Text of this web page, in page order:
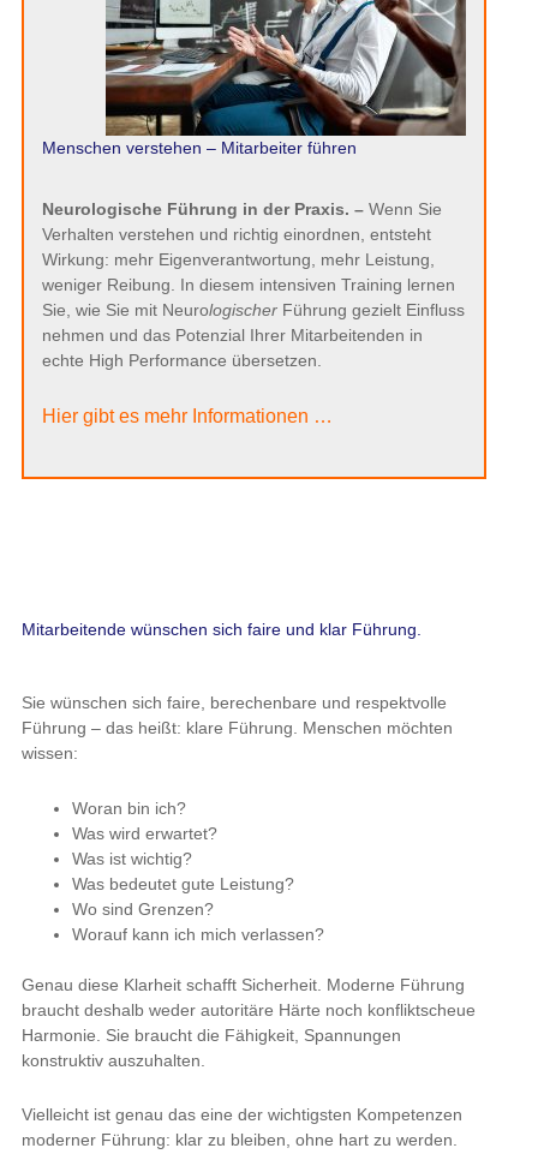
Menschen verstehen – Mitarbeiter führen
Neurologische Führung in der Praxis. – Wenn Sie
Verhalten verstehen und richtig einordnen, entsteht
Wirkung: mehr Eigenverantwortung, mehr Leistung,
weniger Reibung. In diesem intensiven Training lernen
Sie, wie Sie mit NeurologischerFührung gezielt Einfluss
nehmen und das Potenzial Ihrer Mitarbeitenden in
echte High Performance übersetzen.
Hier gibt es mehr Informationen …
Mitarbeitende wünschen sich faire und klar Führung.
Sie wünschen sich faire, berechenbare und respektvolle
Führung – das heißt: klare Führung. Menschen möchten
wissen:
Woran bin ich?
Was wird erwartet?
Was ist wichtig?
Was bedeutet gute Leistung?
Wo sind Grenzen?
Worauf kann ich mich verlassen?
Genau diese Klarheit schafft Sicherheit. Moderne Führung
braucht deshalb weder autoritäre Härte noch konfliktscheue
Harmonie. Sie braucht die Fähigkeit, Spannungen
konstruktiv auszuhalten.
Vielleicht ist genau das eine der wichtigsten Kompetenzen
moderner Führung: klar zu bleiben, ohne hart zu werden.